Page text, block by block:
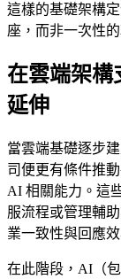
這樣的基礎架構
座，而非一次性
在雲端架構
延伸
當雲端基礎逐步
司便更有條件推
AI 相關能力。這
服流程或管理輔
業一致性與回應效
在此階段，AI（